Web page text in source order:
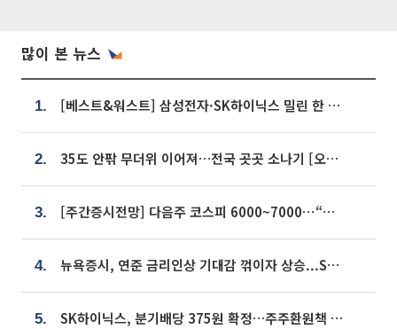
많이 본 뉴스
1. [베스트&워스트] 삼성전자·SK하이닉스 밀린 한 주…상상인증권은 85% 급등
2. 35도 안팎 무더위 이어져…전국 곳곳 소나기 [오늘 날씨]
3. [주간증시전망] 다음주 코스피 6000~7000⋯“外人 수급은 정책이 변수”
4. 뉴욕증시, 연준 금리인상 기대감 꺾이자 상승...S&P500 사상 최고치 [종합]
5. SK하이닉스, 분기배당 375원 확정…주주환원책 9월로 앞당겨 발표